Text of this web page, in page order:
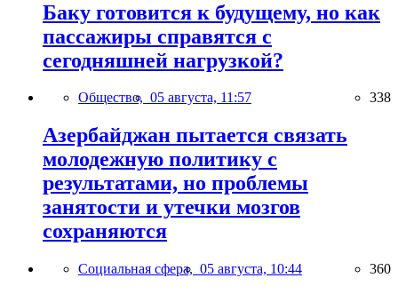
Баку готовится к будущему, но как
пассажиры справятся с
сегодняшней нагрузкой?
Общество, 05 августа, 11:57 338
Азербайджан пытается связать
молодежную политику с
результатами, но проблемы
занятости и утечки мозгов
сохраняются
Социальная сфера, 05 августа, 10:44 360